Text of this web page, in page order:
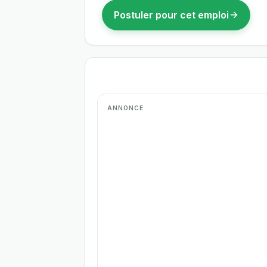
Postuler pour cet emploi